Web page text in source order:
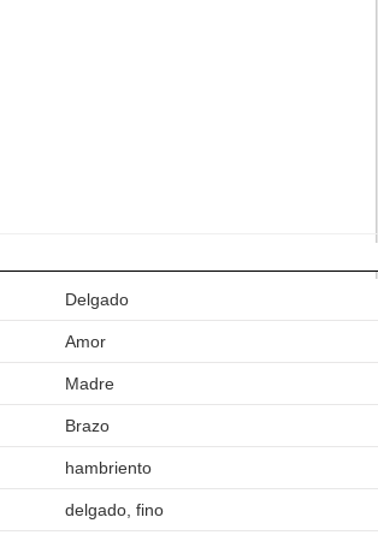
Delgado
Amor
Madre
Brazo
hambriento
delgado, fino